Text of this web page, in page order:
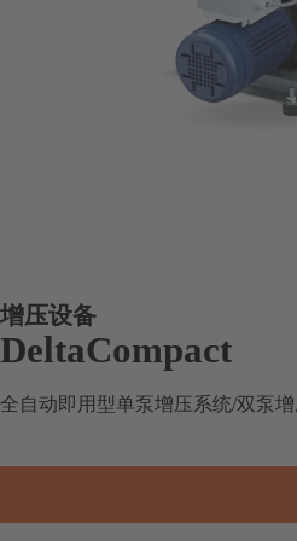
增压设备
DeltaCompact
全自动即用型单泵增压系统/双泵